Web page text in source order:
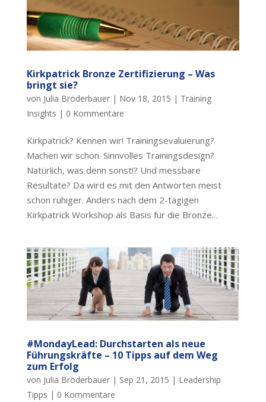
Kirkpatrick Bronze Zertifizierung – Was
bringt sie?
von Julia Bröderbauer| Nov 18, 2015 | Training
Insights | 0 Kommentare
Kirkpatrick? Kennen wir! Trainingsevaluierung?
Machen wir schon. Sinnvolles Trainingsdesign?
Natürlich, was denn sonst!? Und messbare
Resultate? Da wird es mit den Antworten meist
schon ruhiger. Anders nach dem 2-tägigen
Kirkpatrick Workshop als Basis für die Bronze...
#MondayLead: Durchstarten als neue
Führungskräfte – 10 Tipps auf dem Weg
zum Erfolg
von Julia Bröderbauer| Sep 21, 2015 | Leadership
Tipps | 0 Kommentare